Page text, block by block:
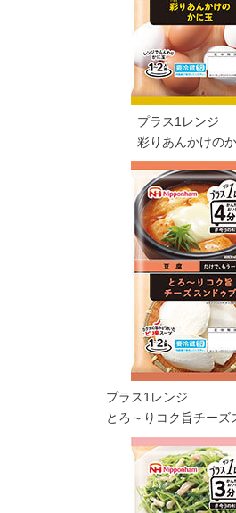
プラス1レンジ
彩りあんかけの
プラス1レンジ
とろ～りコク旨チーズ